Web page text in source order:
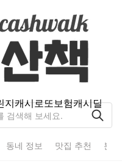
지캐시로또보험캐시딜
동네 정보 맛집 추천 분